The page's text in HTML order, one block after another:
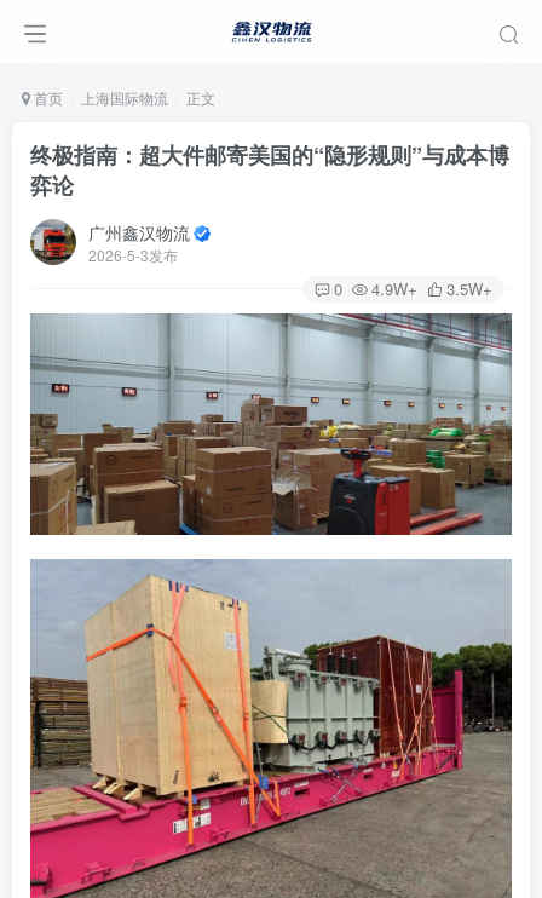
首页 上海国际物流 正文
终极指南：超大件邮寄美国的“隐形规则”与成本博
弈论
广州鑫汉物流
2026-5-3发布
0 4.9W+ 3.5W+